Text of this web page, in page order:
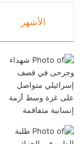
الأشهر